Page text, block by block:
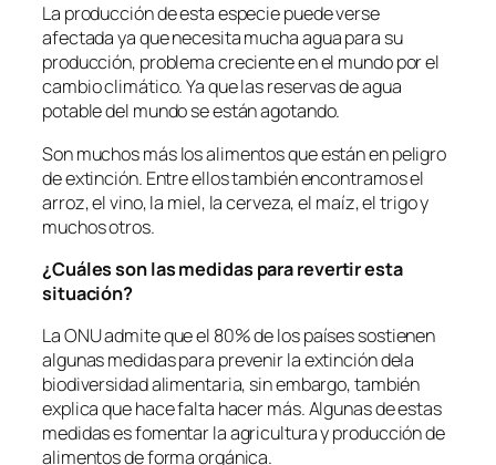
La producción de esta especie puede verse
afectada ya que necesita mucha agua para su
producción, problema creciente en el mundo por el
cambio climático. Ya que las reservas de agua
potable del mundo se están agotando.
Son muchos más los alimentos que están en peligro
de extinción. Entre ellos también encontramos el
arroz, el vino, la miel, la cerveza, el maíz, el trigo y
muchos otros.
¿Cuáles son las medidas para revertir esta
situación?
La ONU admite que el 80% de los países sostienen
algunas medidas para prevenir la extinción dela
biodiversidad alimentaria, sin embargo, también
explica que hace falta hacer más. Algunas de estas
medidas es fomentar la agricultura y producción de
alimentos de forma orgánica.